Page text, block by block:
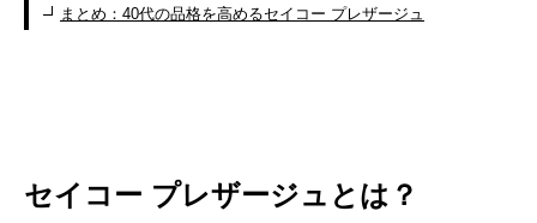
まとめ：40代の品格を高めるセイコー プレザージュ
セイコー プレザージュとは？